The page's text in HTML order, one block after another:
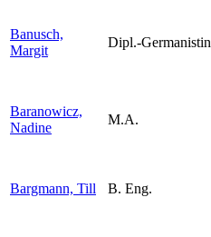
Banusch,
Margit
Dipl.-Germanistin
Baranowicz,
Nadine
M.A.
Bargmann, Till B. Eng.